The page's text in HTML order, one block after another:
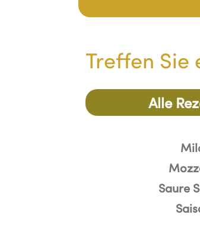
Treffen Sie
Alle
Saure